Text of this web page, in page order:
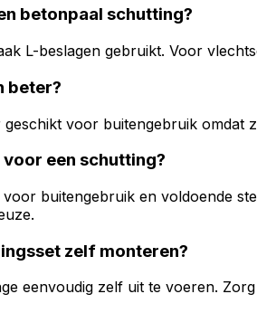
betonpaal schutting?
L-beslagen gebruikt. Voor
beter?
voor buitengebruik omdat
een schutting?
buitengebruik en voldoende
zelf monteren?
eenvoudig zelf uit te voeren.